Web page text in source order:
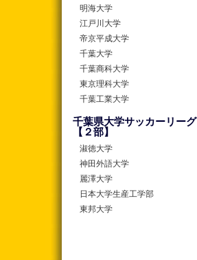
明海大学
江戸川大学
帝京平成大学
千葉大学
千葉商科大学
東京理科大学
千葉工業大学
千葉県大学サッカーリーグ
【２部】
淑徳大学
神田外語大学
麗澤大学
日本大学生産工学部
東邦大学